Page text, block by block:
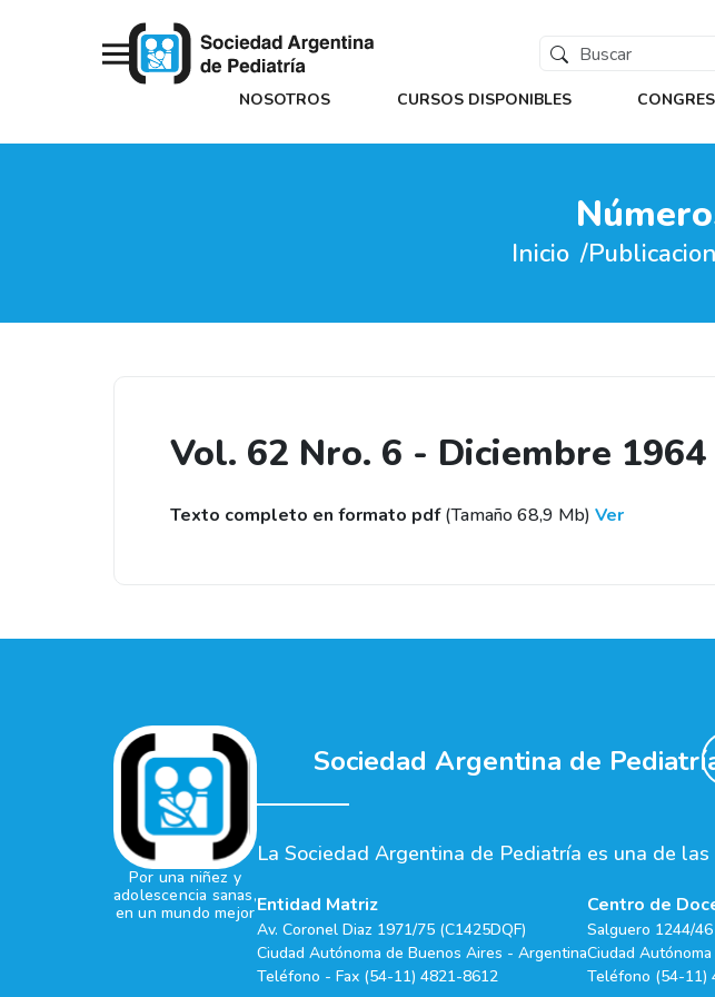
NOSOTROS CURSOS DISPONIBLES
Inicio
Vol. 62 Nro. 6 - Diciembre 1964
Texto completo en formato pdf(Tamaño 68,9 Mb) Ver
Sociedad Argentina de
Por una niñez y
adolescencia sanas,
en un mundo mejor
La Sociedad Argentina de Pediatría es una de
Entidad Matriz
Av. Coronel Diaz 1971/75 (C1425DQF)
Ciudad Autónoma de Buenos Aires - Argentina
Teléfono - Fax (54-11) 4821-8612
Centro de
Salguero 1244/
Ciudad
Teléfono (54-11)